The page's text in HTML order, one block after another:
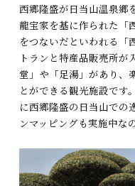
西郷隆盛が日当山温泉郷
龍宝家を基に作られた「
をつないだといわれる「
トランと特産品販売所が
堂」や「足湯」があり、
とができる観光施設です
に西郷隆盛の日当山での
ンマッピングも実施中な